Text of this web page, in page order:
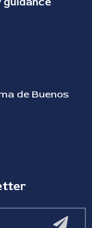
de Buenos